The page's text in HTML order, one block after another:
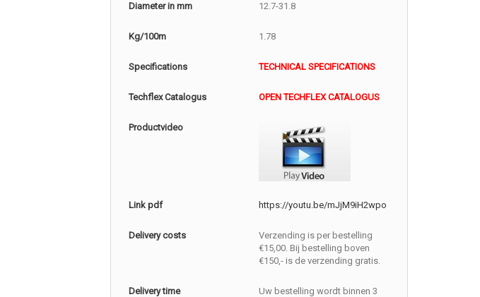
Diameter in mm 12.7-31.8
Kg/100m 1.78
Specifications TECHNICAL SPECIFICATIONS
Techflex Catalogus OPEN TECHFLEX CATALOGUS
Productvideo
Link pdf https://youtu.be/mJjM9iH2wpo
Delivery costs
Verzending is per bestelling
€15,00. Bij bestelling boven
€150,- is de verzending gratis.
Delivery time
Uw bestelling wordt binnen 3